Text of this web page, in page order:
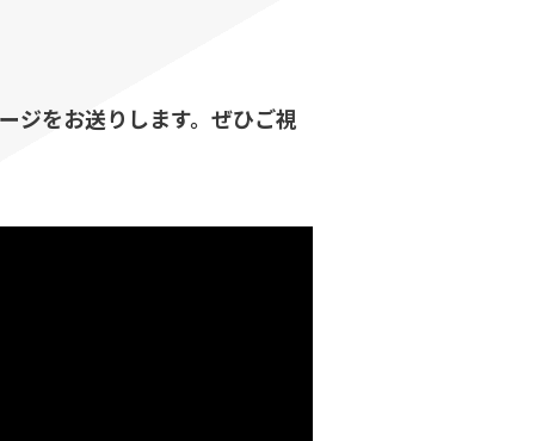
ジをお送りします。ぜひご視